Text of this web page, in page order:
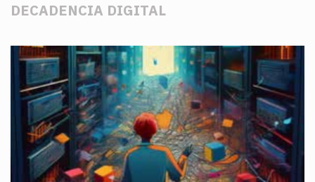
DECADENCIA DIGITAL